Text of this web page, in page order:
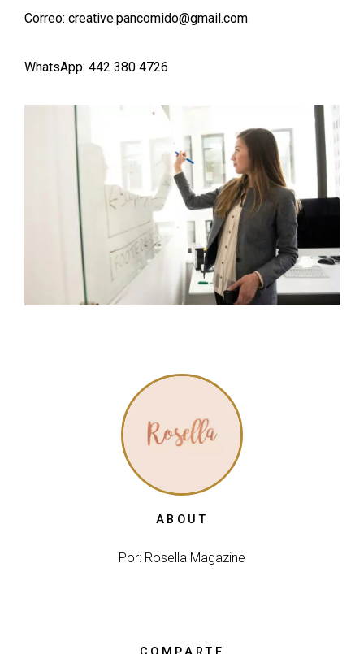
Correo: creative.pancomido@gmail.com
WhatsApp: 442 380 4726
ABOUT
Por: Rosella Magazine